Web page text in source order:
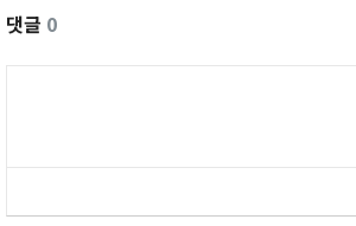
댓글 0